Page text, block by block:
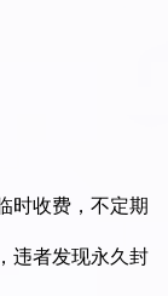
时收费，不定期
违者发现永久封